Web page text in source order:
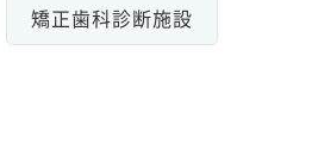
矯正歯科診断施設